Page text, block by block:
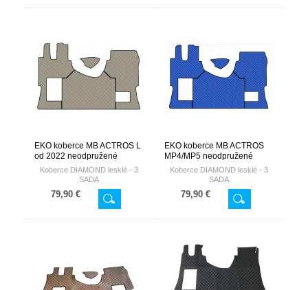
EKO koberce MB ACTROS L
od 2022 neodpružené
sedadlo spolujazdca
Koberce DIAMOND lesklé - 3
SADA
79,90 €
EKO koberce MB ACTROS
MP4/MP5 neodpružené
sedadlo spolujazdca-
Koberce DIAMOND lesklé - 3
SADA
79,90 €